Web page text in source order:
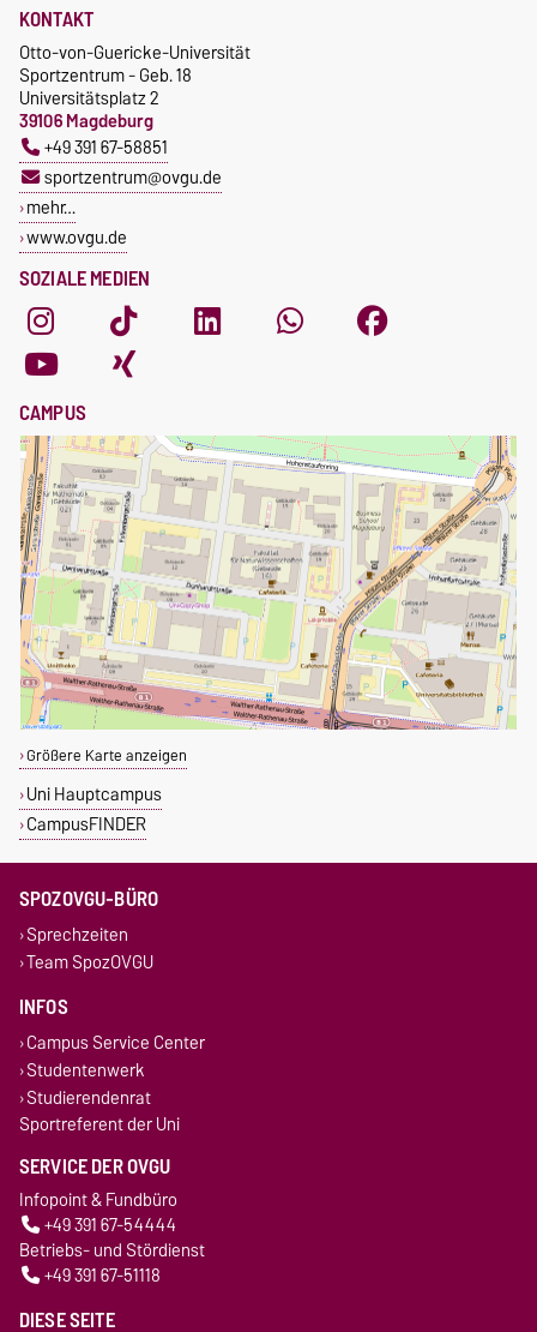
SOZIALE MEDIEN
KONTAKT
Otto-von-Guericke-Universität
Sportzentrum - Geb. 18
Universitätsplatz 2
39106 Magdeburg
+49 391 67-58851
sportzentrum@ovgu.de
mehr…
www.ovgu.de
CAMPUS
Größere Karte anzeigen
Uni Hauptcampus
CampusFINDER
SPOZOVGU-BÜRO
Sprechzeiten
Team SpozOVGU
INFOS
Campus Service Center
Studentenwerk
Studierendenrat
Sportreferent der Uni
SERVICE DER OVGU
Infopoint & Fundbüro
+49 391 67-54444
Betriebs- und Stördienst
+49 391 67-51118
DIESE SEITE